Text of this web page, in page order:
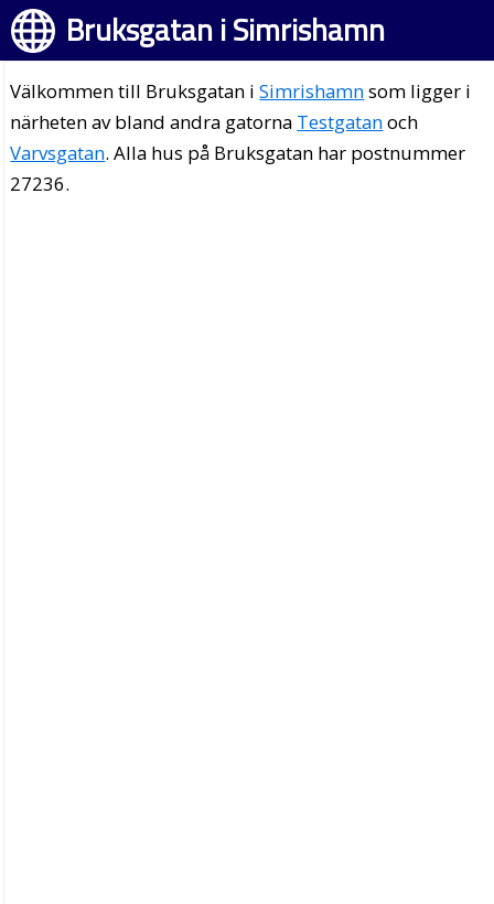
Bruksgatan i Simrishamn
Välkommen till Bruksgatan iSimrishamnsom ligger i
närheten av bland andra gatorna Testgatanoch
Varvsgatan. Alla hus på Bruksgatan har postnummer
27236.